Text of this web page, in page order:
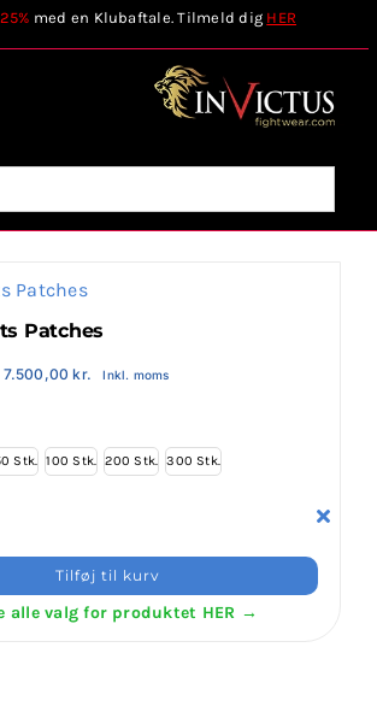
25% med en Klubaftale. Tilmeld dig HER
– Find din klub
Patches
7.500,00kr. Prisinterval:
Inkl. moms
Stk. 100 Stk. 200 Stk. 300 Stk.
Tilføj til kurv
alle valg for produktet HER →